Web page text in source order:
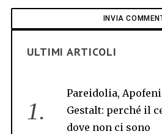
ULTIMI ARTICOLI
Pareidolia,
Gestalt: perché il
dove non ci sono